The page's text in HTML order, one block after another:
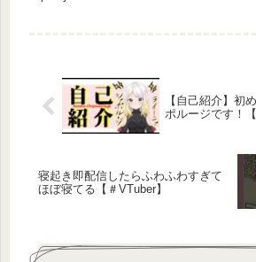
【自己紹介】初
ポルージです！
寝起き即配信したらふわふわすぎて
ほぼ寝てる【＃VTuber】